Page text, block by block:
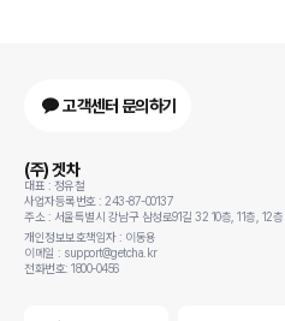
고객센터 문의하기
(주) 겟차
대표 : 정유철
사업자등록번호 : 243-87-00137
주소 : 서울특별시 강남구 삼성로91길 32 10층, 11층, 12층
개인정보보호책임자 : 이동용
이메일 : support@getcha.kr
전화번호: 1800-0456